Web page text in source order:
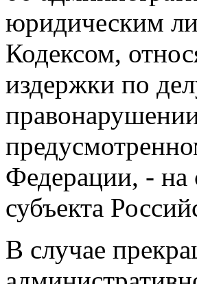
юридическим
Кодексом,
издержки по
Федерации, - на
субъекта
В случае